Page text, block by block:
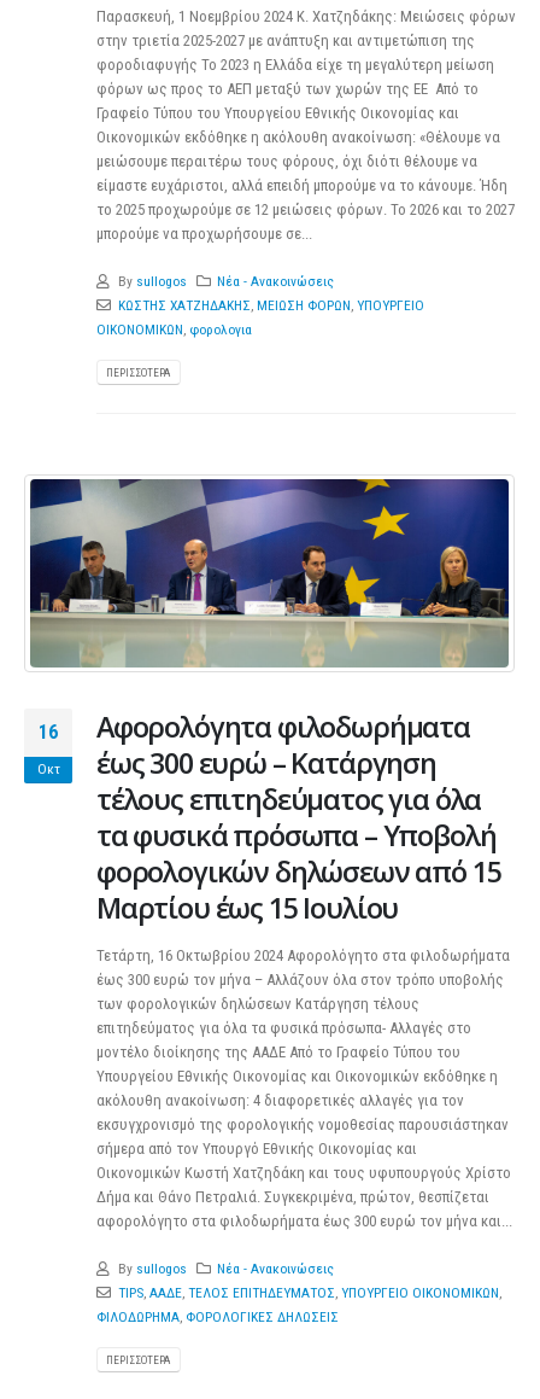
Παρασκευή, 1 Νοεμβρίου 2024 Κ. Χατζηδάκης: Μειώσεις φόρων
στην τριετία 2025-2027 με ανάπτυξη και αντιμετώπιση της
φοροδιαφυγής Το 2023 η Ελλάδα είχε τη μεγαλύτερη μείωση
φόρων ως προς το ΑΕΠ μεταξύ των χωρών της ΕΕ Από το
Γραφείο Τύπου του Υπουργείου Εθνικής Οικονομίας και
Οικονομικών εκδόθηκε η ακόλουθη ανακοίνωση: «Θέλουμε να
μειώσουμε περαιτέρω τους φόρους, όχι διότι θέλουμε να
είμαστε ευχάριστοι, αλλά επειδή μπορούμε να το κάνουμε. Ήδη
το 2025 προχωρούμε σε 12 μειώσεις φόρων. Το 2026 και το 2027
μπορούμε να προχωρήσουμε σε...
By sullogos
Νέα - Ανακοινώσεις
ΚΩΣΤΗΣ ΧΑΤΖΗΔΑΚΗΣ ΜΕΙΩΣΗ ΦΟΡΩΝ ΥΠΟΥΡΓΕΙΟ
ΟΙΚΟΝΟΜΙΚΩΝ φορολογια
ΠΕΡΙΣΣΌΤΕΡΑ
16
Οκτ
Αφορολόγητα φιλοδωρήματα
έως 300 ευρώ – Κατάργηση
τέλους επιτηδεύματος για όλα
τα φυσικά πρόσωπα – Υποβολή
φορολογικών δηλώσεων από 15
Μαρτίου έως 15 Ιουλίου
Τετάρτη, 16 Οκτωβρίου 2024 Αφορολόγητο στα φιλοδωρήματα
έως 300 ευρώ τον μήνα – Αλλάζουν όλα στον τρόπο υποβολής
των φορολογικών δηλώσεων Κατάργηση τέλους
επιτηδεύματος για όλα τα φυσικά πρόσωπα- Αλλαγές στο
μοντέλο διοίκησης της ΑΑΔΕ Από το Γραφείο Τύπου του
Υπουργείου Εθνικής Οικονομίας και Οικονομικών εκδόθηκε η
ακόλουθη ανακοίνωση: 4 διαφορετικές αλλαγές για τον
εκσυγχρονισμό της φορολογικής νομοθεσίας παρουσιάστηκαν
σήμερα από τον Υπουργό Εθνικής Οικονομίας και
Οικονομικών Κωστή Χατζηδάκη και τους υφυπουργούς Χρίστο
Δήμα και Θάνο Πετραλιά. Συγκεκριμένα, πρώτον, θεσπίζεται
αφορολόγητο στα φιλοδωρήματα έως 300 ευρώ τον μήνα και...
By sullogos
Νέα - Ανακοινώσεις
TIPS, ΑΑΔΕ, ΤΕΛΟΣ ΕΠΙΤΗΔΕΥΜΑΤΟΣ ΥΠΟΥΡΓΕΙΟ ΟΙΚΟΝΟΜΙΚΩΝ
ΦΙΛΟΔΩΡΗΜΑ ΦΟΡΟΛΟΓΙΚΕΣ ΔΗΛΩΣΕΙΣ
ΠΕΡΙΣΣΌΤΕΡΑ